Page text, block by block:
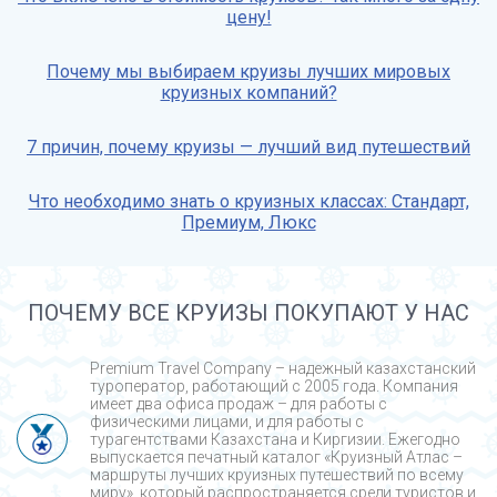
цену!
Почему мы выбираем круизы лучших мировых
круизных компаний?
7 причин, почему круизы — лучший вид путешествий
Что необходимо знать о круизных классах: Стандарт,
Премиум, Люкс
ПОЧЕМУ ВСЕ КРУИЗЫ ПОКУПАЮТ У НАС
Premium Travel Company – надежный казахстанский
туроператор, работающий с 2005 года. Компания
имеет два офиса продаж – для работы с
физическими лицами, и для работы с
турагентствами Казахстана и Киргизии. Ежегодно
выпускается печатный каталог «Круизный Атлас –
маршруты лучших круизных путешествий по всему
миру», который распространяется среди туристов и